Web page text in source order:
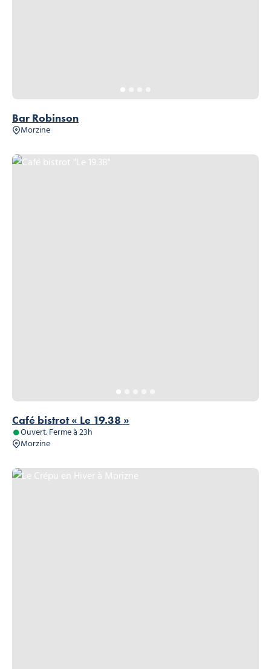
Bar Robinson
Morzine
Café bistrot « Le 19.38 »
Ouvert. Ferme à 23h
Morzine
Café bistrot "Le 19.38", © Café bistrot "Le 19.38"
Le Crépu en Hiver à Morizne, © Le Crépu Morzine